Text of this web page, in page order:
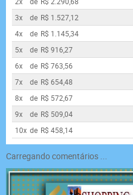
3x
de R$ 1.527,12
4x
de R$ 1.145,34
5x
de R$ 916,27
6x
de R$ 763,56
7x
de R$ 654,48
8x
de R$ 572,67
9x
de R$ 509,04
10x de R$ 458,14
Carregando comentários ...